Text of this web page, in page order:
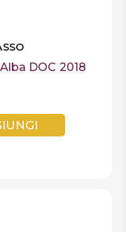
DOC 2018